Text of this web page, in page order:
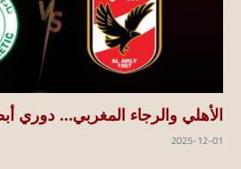
الأهلي والرجاء المغربي… دوري
2025-12-01